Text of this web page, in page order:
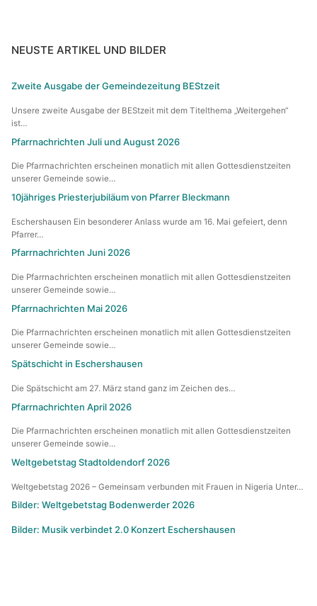
MessdienerInnen-Gruppe
Sternsinger
Tabea Boutique
Taizé-Kreis
Vespergruppe
Zukunftswerkstatt
NEUSTE ARTIKEL UND BILDER
Zweite Ausgabe der Gemeindezeitung BEStzeit
Unsere zweite Ausgabe der BEStzeit mit dem Titelthema „Weitergehen“
ist…
Pfarrnachrichten Juli und August 2026
Die Pfarrnachrichten erscheinen monatlich mit allen Gottesdienstzeiten
unserer Gemeinde sowie…
10jähriges Priesterjubiläum von Pfarrer Bleckmann
Eschershausen Ein besonderer Anlass wurde am 16. Mai gefeiert, denn
Pfarrer…
Pfarrnachrichten Juni 2026
Die Pfarrnachrichten erscheinen monatlich mit allen Gottesdienstzeiten
unserer Gemeinde sowie…
Pfarrnachrichten Mai 2026
Die Pfarrnachrichten erscheinen monatlich mit allen Gottesdienstzeiten
unserer Gemeinde sowie…
Spätschicht in Eschershausen
Die Spätschicht am 27. März stand ganz im Zeichen des…
Pfarrnachrichten April 2026
Die Pfarrnachrichten erscheinen monatlich mit allen Gottesdienstzeiten
unserer Gemeinde sowie…
Weltgebetstag Stadtoldendorf 2026
Weltgebetstag 2026 – Gemeinsam verbunden mit Frauen in Nigeria Unter…
Bilder: Weltgebetstag Bodenwerder 2026
Bilder: Musik verbindet 2.0 Konzert Eschershausen